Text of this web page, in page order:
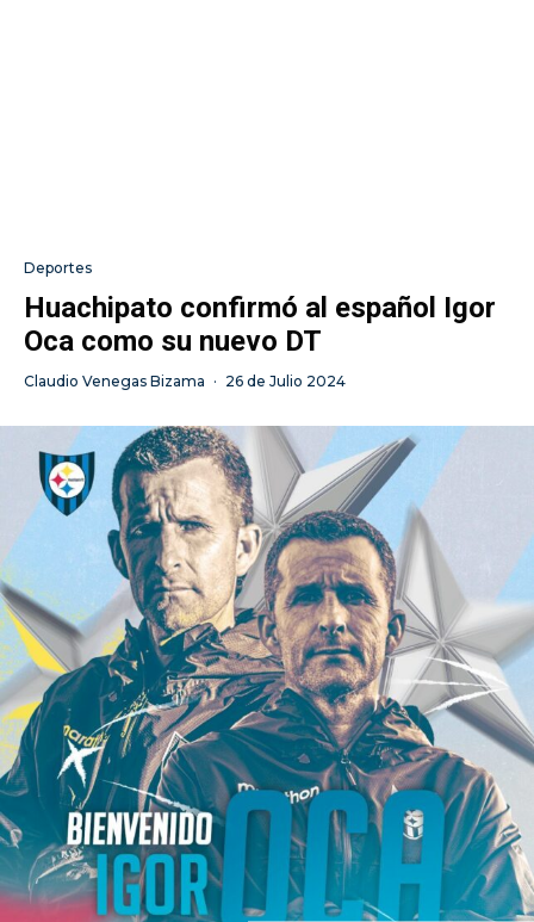
Deportes
Huachipato confirmó al español Igor
Oca como su nuevo DT
Claudio Venegas Bizama · 26 de Julio 2024